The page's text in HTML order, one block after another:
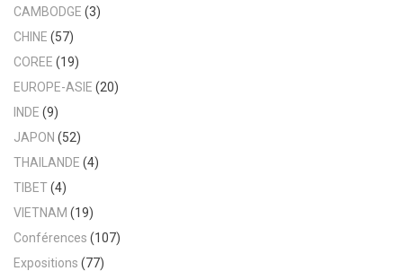
CAMBODGE (3)
CHINE (57)
COREE (19)
EUROPE-ASIE (20)
INDE (9)
JAPON (52)
THAILANDE (4)
TIBET(4)
VIETNAM (19)
Conférences (107)
Expositions (77)